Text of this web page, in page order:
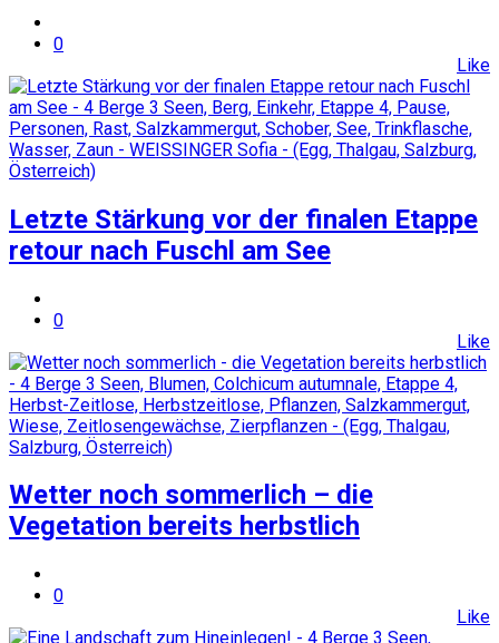
0
Like
Letzte Stärkung vor der finalen Etappe
retour nach Fuschl am See
0
Like
Wetter noch sommerlich – die
Vegetation bereits herbstlich
0
Like